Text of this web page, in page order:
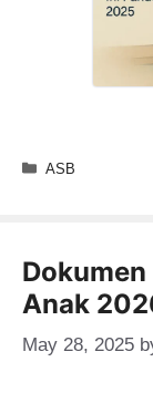
Categories
ASB
Anak
May 28, 2025